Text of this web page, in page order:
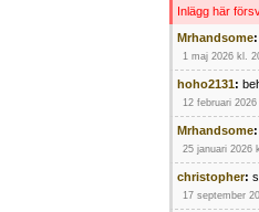
Inlägg här
Mrhandsome:
1 maj 2026 kl.
hoho2131:
12 februari
Mrhandsome:
25 januari 2026
christopher:
17 september